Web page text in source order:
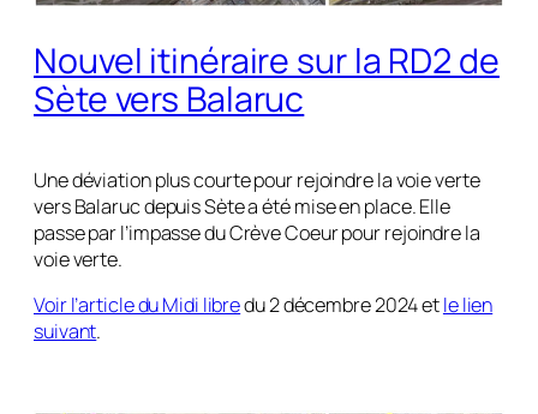
Nouvel itinéraire sur la RD2 de
Sète vers Balaruc
Une déviation plus courte pour rejoindre la voie verte
vers Balaruc depuis Sète a été mise en place. Elle
passe par l’impasse du Crève Coeur pour rejoindre la
voie verte.
Voir l’article du Midi libredu 2 décembre 2024 etle lien
suivant.